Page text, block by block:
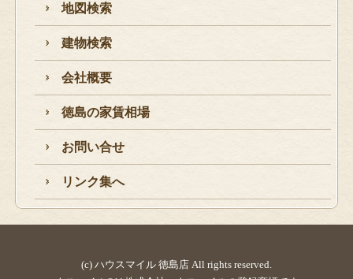
地図検索
建物検索
会社概要
徳島の家賃相場
お問い合せ
リンク集へ
(c) ハウスマイル 徳島店 All rights reserved.